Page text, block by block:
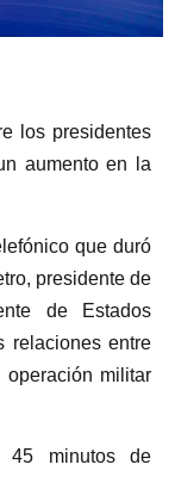
los presidentes
aumento en la
que duró
presidente de
de Estados
relaciones entre
militar
45 minutos de